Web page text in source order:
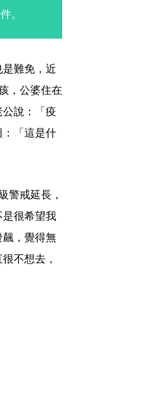
。
難免，近
，公婆住在
說：「疫
「這是什
警戒延長，
很希望我
，覺得無
不想去，